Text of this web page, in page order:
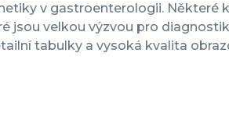
v gastroenterologii. Některé
jsou velkou výzvou pro
tabulky a vysoká kvalita